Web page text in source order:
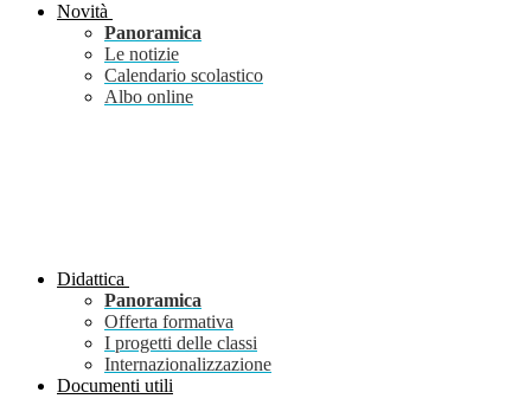
Novità
Panoramica
Le notizie
Calendario scolastico
Albo online
Didattica
Panoramica
Offerta formativa
I progetti delle classi
Internazionalizzazione
Documenti utili